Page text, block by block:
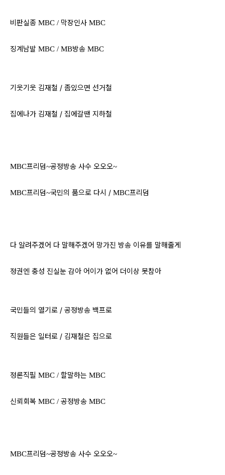
비판실종 MBC / 막장인사 MBC
징계남발 MBC / MB방송 MBC
기웃기웃 김재철 / 좀있으면 선거철
집에나가 김재철 / 집에갈땐 지하철
MBC프리덤~공정방송 사수 오오오~
MBC프리덤~국민의 품으로 다시 / MBC프리덤
다 알려주겠어 다 말해주겠어 망가진 방송 이유를 말해줄게
정권엔 충성 진실눈 감아 어이가 없어 더이상 못참아
국민들의 열기로 / 공정방송 백프로
직원들은 일터로 / 김재철은 집으로
정론직필 MBC / 할말하는 MBC
신뢰회복 MBC / 공정방송 MBC
MBC프리덤~공정방송 사수 오오오~